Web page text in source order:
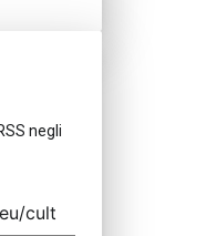
negli